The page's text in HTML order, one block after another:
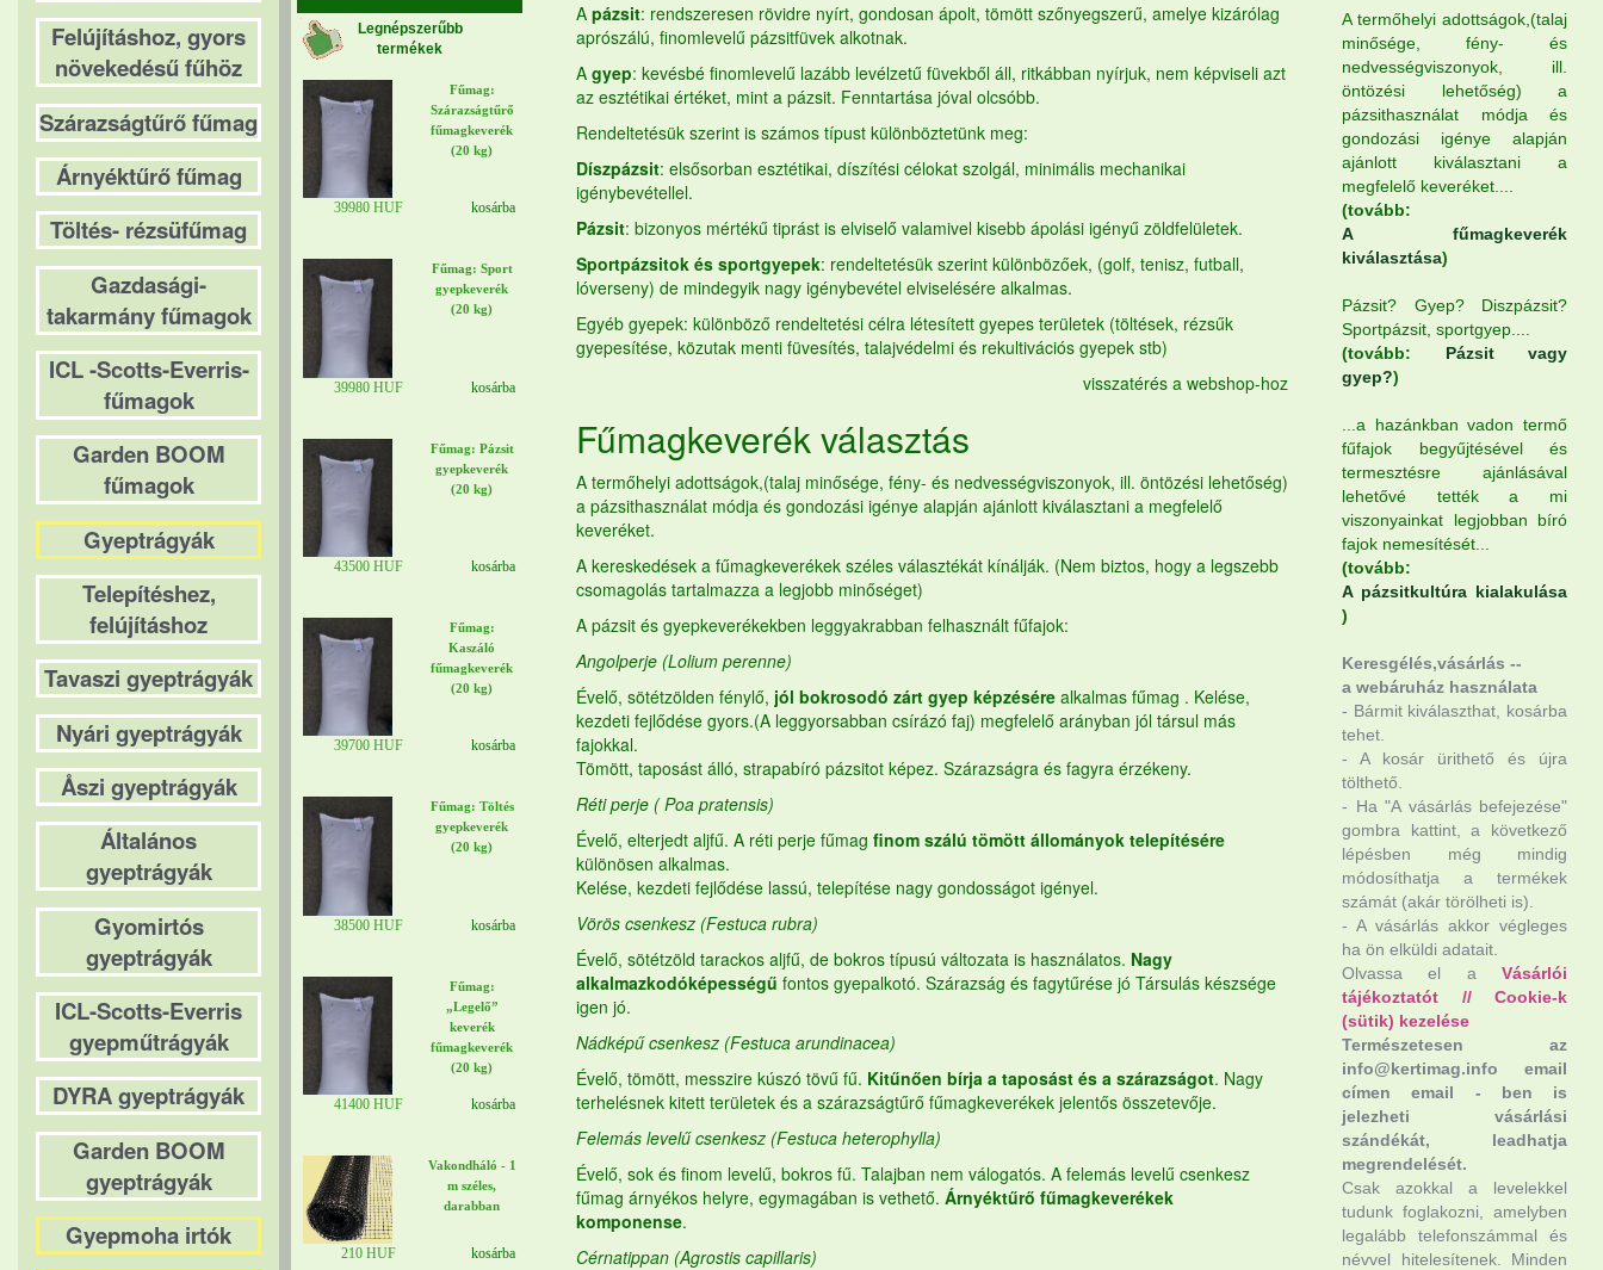
Felújításhoz, gyors
növekedésű fűhöz
Szárazságtűrő fűmag
Árnyéktűrő fűmag
Töltés- rézsüfűmag
Gazdasági-
takarmány fűmagok
ICL -Scotts-Everris-
fűmagok
Garden BOOM
fűmagok
Gyeptrágyák
Telepítéshez,
felújításhoz
Tavaszi gyeptrágyák
Nyári gyeptrágyák
Åszi gyeptrágyák
Általános
gyeptrágyák
Gyomirtós
gyeptrágyák
ICL-Scotts-Everris
gyepműtrágyák
DYRA gyeptrágyák
Garden BOOM
gyeptrágyák
Gyepmoha irtók
Legnépszerűbb
termékek
Fűmag:
Szárazságtűrő
fűmagkeverék
(20 kg)
39980 HUF kosárba
Fűmag: Sport
gyepkeverék
(20 kg)
39980 HUF kosárba
Fűmag: Pázsit
gyepkeverék
(20 kg)
43500 HUF kosárba
Fűmag:
Kaszáló
fűmagkeverék
(20 kg)
39700 HUF kosárba
Fűmag: Töltés
gyepkeverék
(20 kg)
38500 HUF kosárba
Fűmag:
„Legelő”
keverék
fűmagkeverék
(20 kg)
41400 HUF kosárba
Vakondháló - 1
m széles,
darabban
210 HUF kosárba
A pázsit: rendszeresen rövidre nyírt, gondosan ápolt, tömött szőnyegszerű, amelye kizárólag
aprószálú, finomlevelű pázsitfüvek alkotnak.
A gyep: kevésbé finomlevelű lazább levélzetű füvekből áll, ritkábban nyírjuk, nem képviseli azt
az esztétikai értéket, mint a pázsit. Fenntartása jóval olcsóbb.
Rendeltetésük szerint is számos típust különböztetünk meg:
Díszpázsit: elsősorban esztétikai, díszítési célokat szolgál, minimális mechanikai
igénybevétellel.
Pázsit: bizonyos mértékű tiprást is elviselő valamivel kisebb ápolási igényű zöldfelületek.
Sportpázsitok és sportgyepek: rendeltetésük szerint különbözőek, (golf, tenisz, futball,
lóverseny) de mindegyik nagy igénybevétel elviselésére alkalmas.
Egyéb gyepek: különböző rendeltetési célra létesített gyepes területek (töltések, rézsűk
gyepesítése, közutak menti füvesítés, talajvédelmi és rekultivációs gyepek stb)
visszatérés a webshop-hoz
Fűmagkeverékválasztás
A termőhelyi adottságok,(talaj minősége, fény- és nedvességviszonyok, ill. öntözési lehetőség)
a pázsithasználat módja és gondozási igénye alapján ajánlott kiválasztani a megfelelő
keveréket.
A kereskedések a fűmagkeverékek széles választékát kínálják. (Nem biztos, hogy a legszebb
csomagolás tartalmazza a legjobb minőséget)
A pázsit és gyepkeverékekben leggyakrabban felhasznált fűfajok:
Angolperje (Lolium perenne)
Évelő, sötétzölden fénylő, jól bokrosodó zárt gyep képzésére alkalmas fűmag . Kelése,
kezdeti fejlődése gyors.(A leggyorsabban csírázó faj) megfelelő arányban jól társul más
fajokkal.
Tömött, taposást álló, strapabíró pázsitot képez. Szárazságra és fagyra érzékeny.
Réti perje ( Poa pratensis)
Évelő, elterjedt aljfű. A réti perje fűmag finom szálú tömött állományok telepítésére
különösen alkalmas.
Kelése, kezdeti fejlődése lassú, telepítése nagy gondosságot igényel.
Vörös csenkesz (Festuca rubra)
Évelő, sötétzöld tarackos aljfű, de bokros típusú változata is használatos. Nagy
alkalmazkodóképességű fontos gyepalkotó. Szárazság és fagytűrése jó Társulás készsége
igen jó.
Nádképű csenkesz (Festuca arundinacea)
Évelő, tömött, messzire kúszó tövű fű. Kitűnően bírja a taposást és a szárazságot. Nagy
terhelésnek kitett területek és a szárazságtűrő fűmagkeverékek jelentős összetevője.
Felemás levelű csenkesz (Festuca heterophylla)
Évelő, sok és finom levelű, bokros fű. Talajban nem válogatós. A felemás levelű csenkesz
fűmag árnyékos helyre, egymagában is vethető. Árnyéktűrő fűmagkeverékek
komponense.
Cérnatippan (Agrostis capillaris)
A termőhelyi adottságok,(talaj
minősége, fény- és
nedvességviszonyok, ill.
öntözési lehetőség) a
pázsithasználat módja és
gondozási igénye alapján
ajánlott kiválasztani a
megfelelő keveréket....
(tovább:
A fűmagkeverék
kiválasztása)
Pázsit? Gyep? Diszpázsit?
Sportpázsit, sportgyep....
(tovább: Pázsit vagy
gyep?)
...a hazánkban vadon termő
fűfajok begyűjtésével és
termesztésre ajánlásával
lehetővé tették a mi
viszonyainkat legjobban bíró
fajok nemesítését...
(tovább:
A pázsitkultúra kialakulása
)
Keresgélés,vásárlás --
a webáruház használata
- Bármit kiválaszthat, kosárba
tehet.
- A kosár ürithető és újra
tölthető.
- Ha "A vásárlás befejezése"
gombra kattint, a következő
lépésben még mindig
módosíthatja a termékek
számát (akár törölheti is).
- A vásárlás akkor végleges
ha ön elküldi adatait.
Olvassa el a Vásárlói
tájékoztatót // Cookie-k
(sütik) kezelése
Természetesen az
info@kertimag.info email
címen email - ben is
jelezheti vásárlási
szándékát, leadhatja
megrendelését.
Csak azokkal a levelekkel
tudunk foglakozni, amelyben
legalább telefonszámmal és
névvel hitelesítenek. Minden